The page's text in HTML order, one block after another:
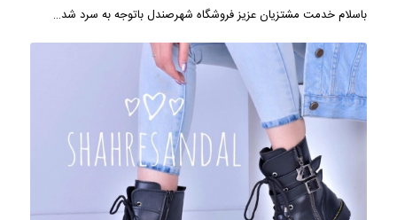
باسلام خدمت مشتزیان عزیز فروشگاه شهرصندل باتوجه به سرد شد…